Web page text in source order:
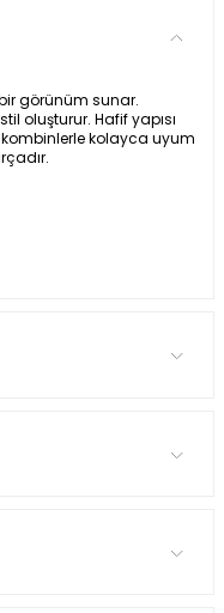
görünüm sunar.
oluşturur. Hafif yapısı
kolayca uyum